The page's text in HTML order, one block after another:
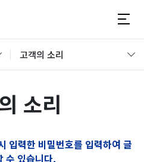
고객의 소리
소리
입력한 비밀번호를 입력하여 글
수 있습니다.